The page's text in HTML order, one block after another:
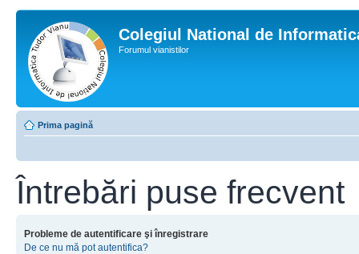
Colegiul National de
Forumul vianistilor
Prima pagină
Întrebări puse frecvent
Probleme de autentificare şi înregistrare
De ce nu mă pot autentifica?